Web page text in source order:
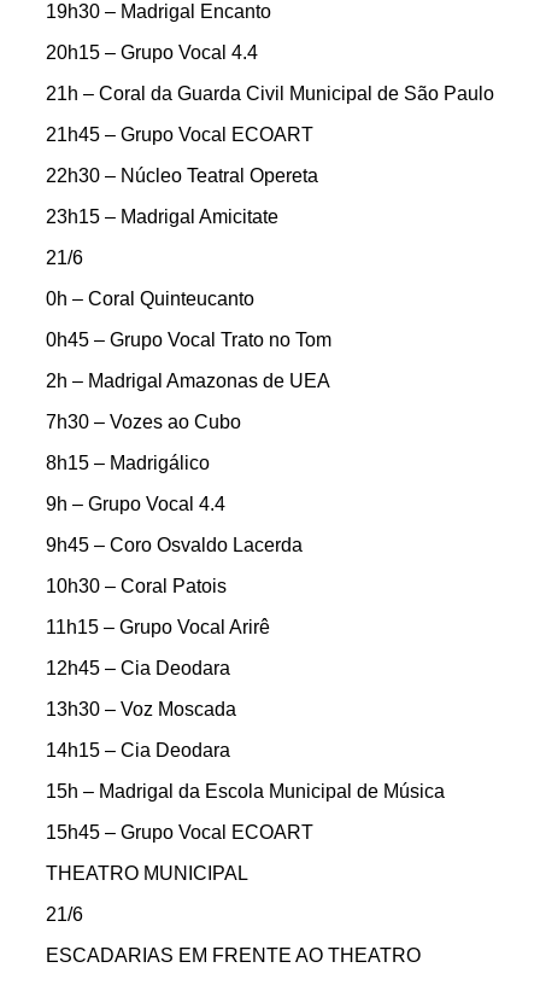
19h30 – Madrigal Encanto
20h15 – Grupo Vocal 4.4
21h – Coral da Guarda Civil Municipal de São Paulo
21h45 – Grupo Vocal ECOART
22h30 – Núcleo Teatral Opereta
23h15 – Madrigal Amicitate
21/6
0h – Coral Quinteucanto
0h45 – Grupo Vocal Trato no Tom
2h – Madrigal Amazonas de UEA
7h30 – Vozes ao Cubo
8h15 – Madrigálico
9h – Grupo Vocal 4.4
9h45 – Coro Osvaldo Lacerda
10h30 – Coral Patois
11h15 – Grupo Vocal Arirê
12h45 – Cia Deodara
13h30 – Voz Moscada
14h15 – Cia Deodara
15h – Madrigal da Escola Municipal de Música
15h45 – Grupo Vocal ECOART
THEATRO MUNICIPAL
21/6
ESCADARIAS EM FRENTE AO THEATRO